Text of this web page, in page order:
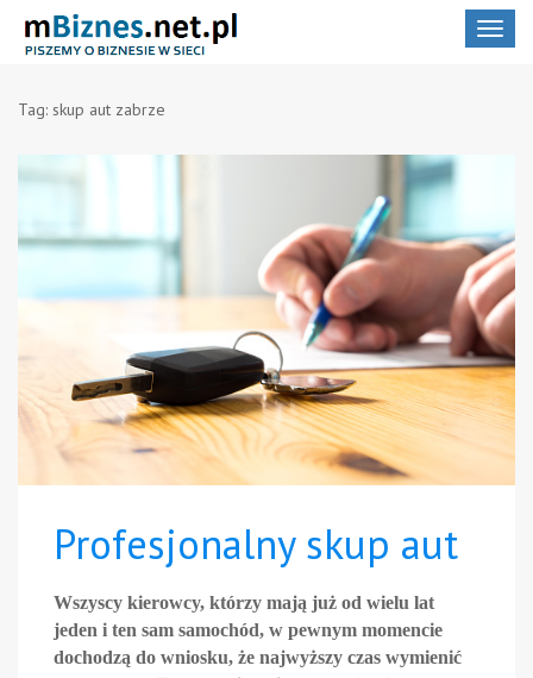
Toggle
Tag: skup aut zabrze
Profesjonalny skup aut
Wszyscy kierowcy, którzy mają już od wielu lat
jeden i ten sam samochód, w pewnym momencie
dochodzą do wniosku, że najwyższy czas wymienić